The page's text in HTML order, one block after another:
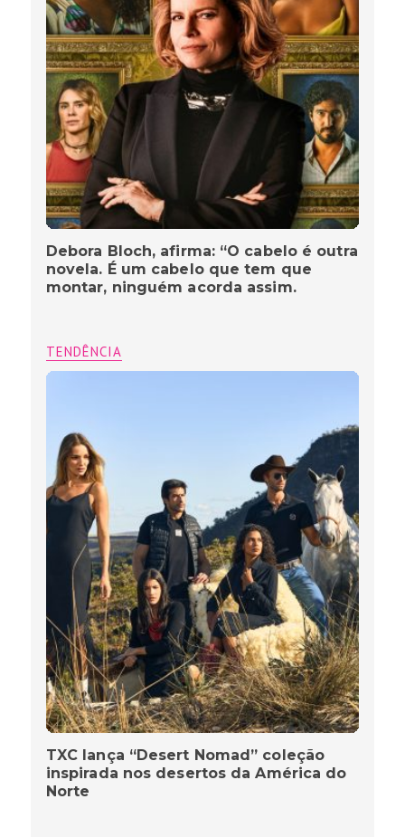
Debora Bloch, afirma: “O cabelo é outra
novela. É um cabelo que tem que
montar, ninguém acorda assim.
TENDÊNCIA
TXC lança “Desert Nomad” coleção
inspirada nos desertos da América do
Norte